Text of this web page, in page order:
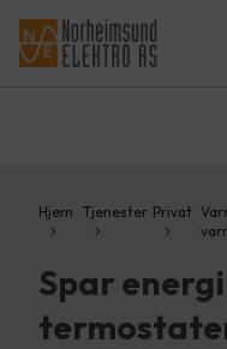
Hjem Tjenester Privat
Spar